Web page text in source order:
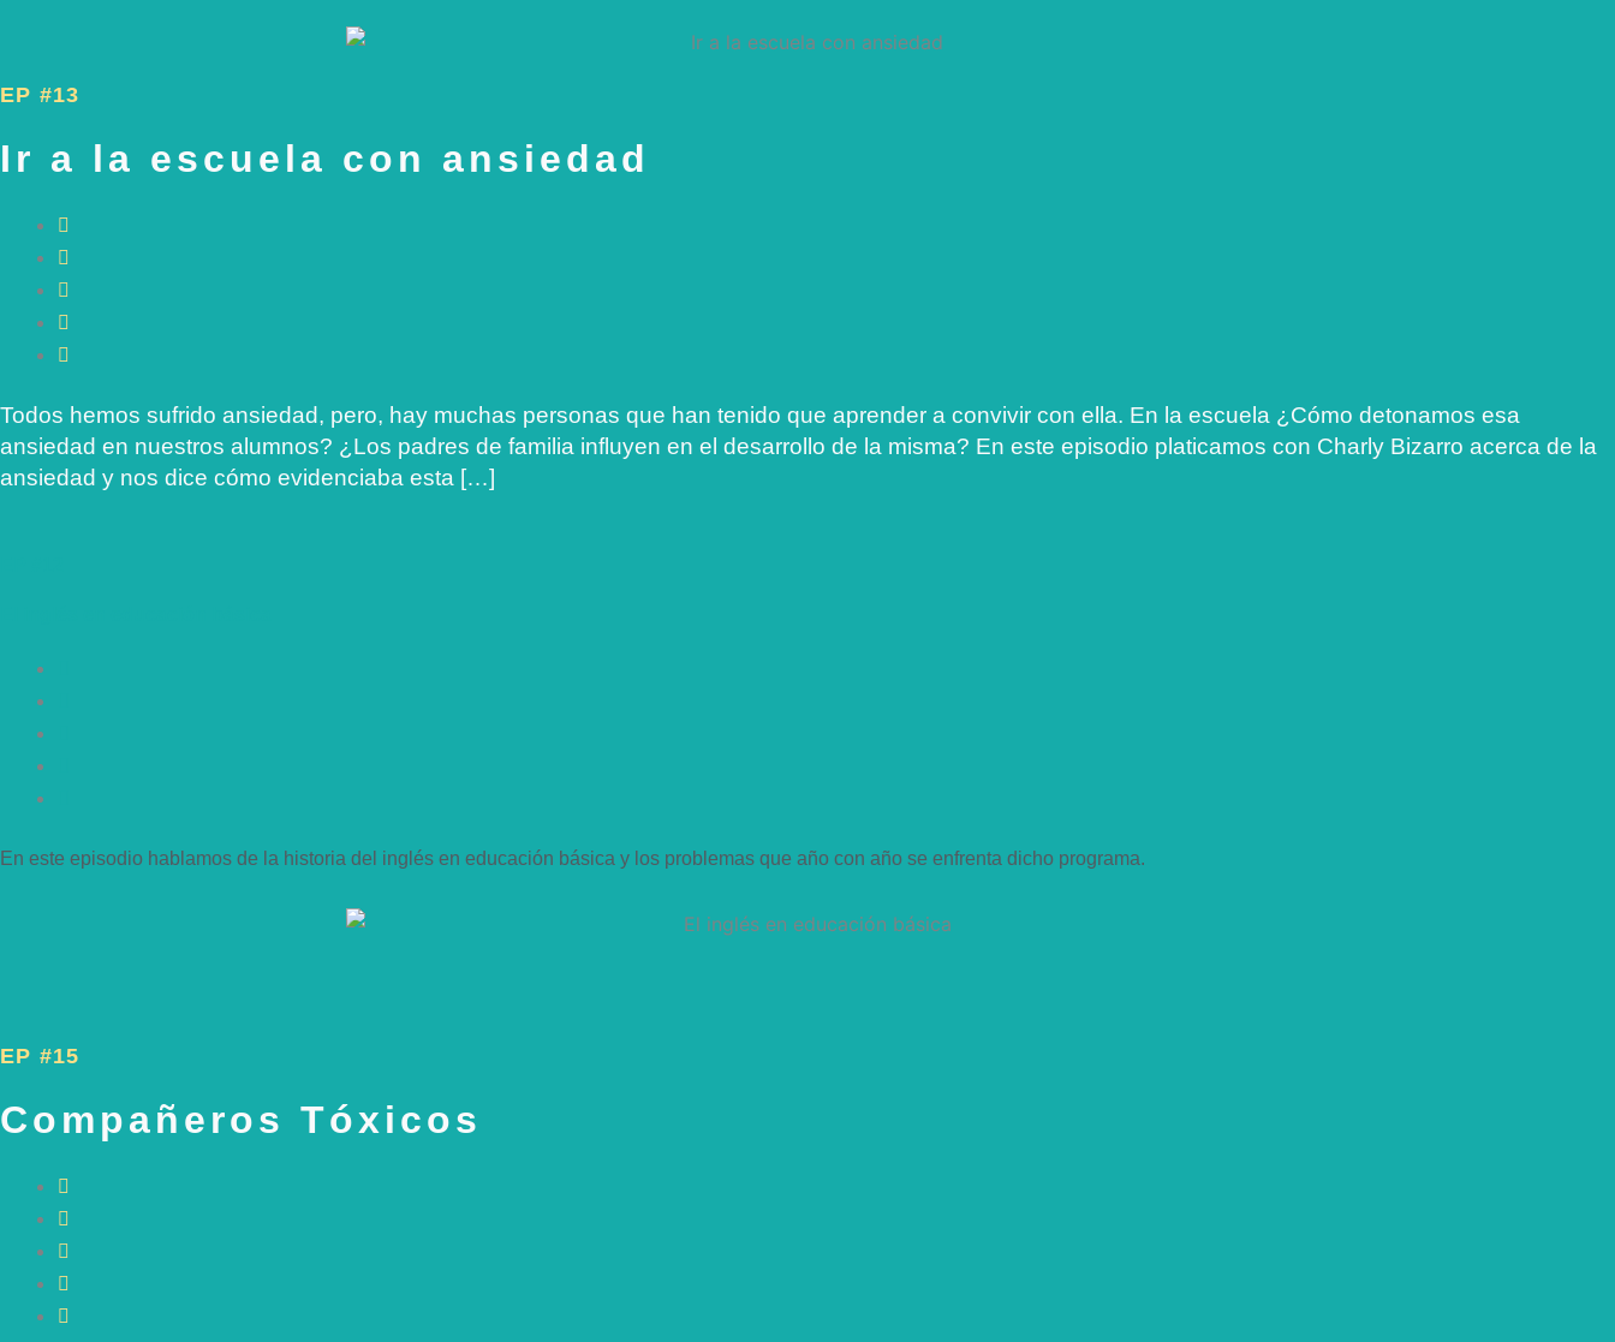
EP #13
Ir a la escuela con ansiedad
Todos hemos sufrido ansiedad, pero, hay muchas personas que han tenido que aprender a convivir con ella. En la escuela ¿Cómo detonamos esa
ansiedad en nuestros alumnos? ¿Los padres de familia influyen en el desarrollo de la misma? En este episodio platicamos con Charly Bizarro acerca de la
ansiedad y nos dice cómo evidenciaba esta […]
En este episodio hablamos de la historia del inglés en educación básica y los problemas que año con año se enfrenta dicho programa.
EP #15
Compañeros Tóxicos